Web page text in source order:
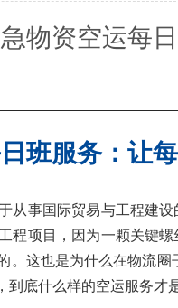
物资空运每
班服务：让
事国际贸易与工程建
程项目，因为一颗关键
这也是为什么在物流圈
底什么样的空运服务才